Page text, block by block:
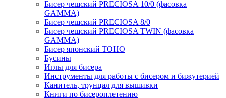
Бисер чешский PRECIOSA 10/0 (фасовка
GAMMA)
Бисер чешский PRECIOSA 8/0
Бисер чешский PRECIOSA TWIN (фасовка
GAMMA)
Бисер японский TOHO
Бусины
Иглы для бисера
Инструменты для работы с бисером и бижутерией
Канитель, трунцал для вышивки
Книги по бисероплетению